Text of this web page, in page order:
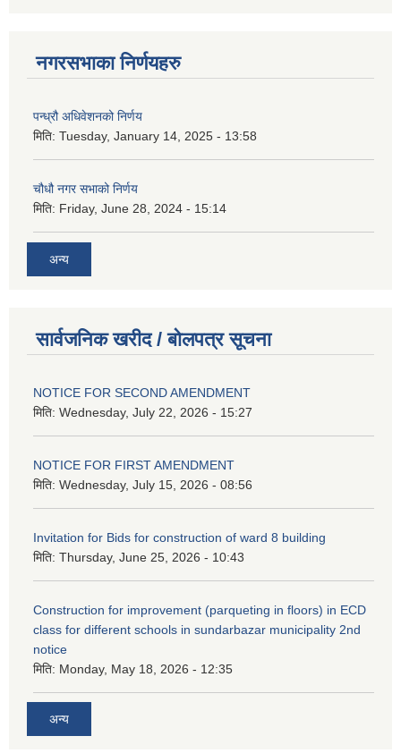
नगरसभाका निर्णयहरु
पन्ध्रौ अधिवेशनको निर्णय
मिति: Tuesday, January 14, 2025 - 13:58
चौधौ नगर सभाको निर्णय
मिति: Friday, June 28, 2024 - 15:14
अन्य
सार्वजनिक खरीद / बोलपत्र सूचना
NOTICE FOR SECOND AMENDMENT
मिति: Wednesday, July 22, 2026 - 15:27
NOTICE FOR FIRST AMENDMENT
मिति: Wednesday, July 15, 2026 - 08:56
Invitation for Bids for construction of ward 8 building
मिति: Thursday, June 25, 2026 - 10:43
Construction for improvement (parqueting in floors) in ECD
class for different schools in sundarbazar municipality 2nd
notice
मिति: Monday, May 18, 2026 - 12:35
अन्य